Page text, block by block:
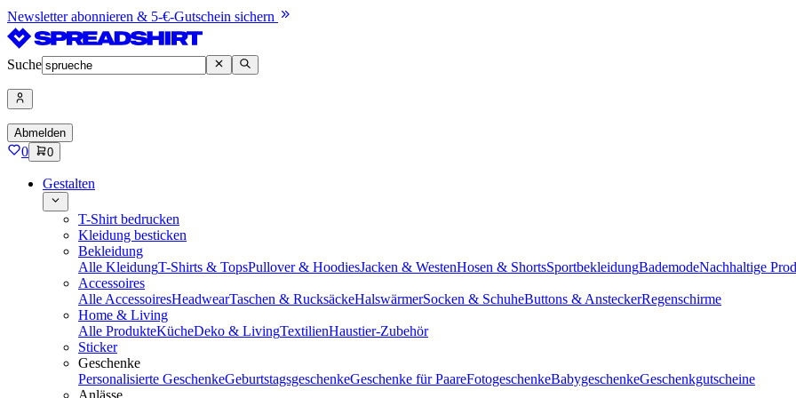
Newsletter abonnieren & 5-€-Gutschein sichern
Suche
Abmelden
0 0
Gestalten
T-Shirt bedrucken
Kleidung besticken
Bekleidung
Alle KleidungT-Shirts & TopsPullover & HoodiesJacken & WestenHosen & ShortsSportbekleidungBademodeNachhaltige
Accessoires
Alle AccessoiresHeadwearTaschen & RucksäckeHalswärmerSocken & SchuheButtons & AnsteckerRegenschirme
Home & Living
Alle ProdukteKücheDeko & LivingTextilienHaustier-Zubehör
Sticker
Geschenke
Personalisierte GeschenkeGeburtstagsgeschenkeGeschenke für PaareFotogeschenkeBabygeschenkeGeschenkgutscheine